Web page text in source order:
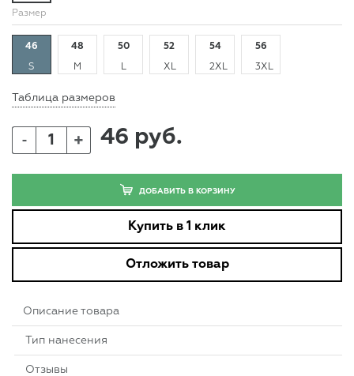
Размер
46
S
48
M
50
L
52
XL
54
2XL
56
3XL
Таблица размеров
- + 46 руб.
ДОБАВИТЬ В КОРЗИНУ
Купить в 1 клик
Отложить товар
Описание товара
Тип нанесения
Отзывы